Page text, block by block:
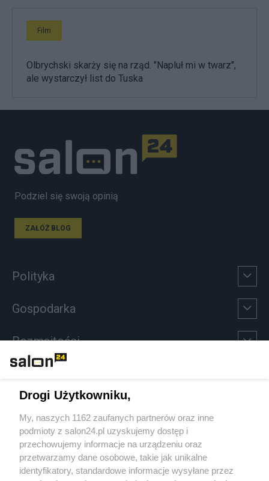
Film
Olbrychski skarży się na rząd. "Napluł mi w twarz",
ale wystarczył list do Tuska
Podziel się swoją opinią
ZAŁÓŻ BLOG
Polityka
Gospodarka
Rozmaitości
Sport
Społeczeństwo
Kultura
Drogi Użytkowniku,
My, naszych 1162 zaufanych partnerów oraz inne
podmioty z salon24.pl uzyskujemy dostęp i
przechowujemy informacje na urządzeniu oraz
przetwarzamy dane osobowe, takie jak unikalne
identyfikatory, standardowe informacje wysyłane przez